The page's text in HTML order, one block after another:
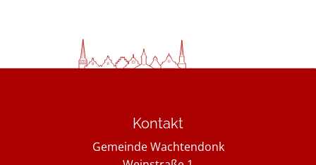
Kontakt
Gemeinde Wachtendonk